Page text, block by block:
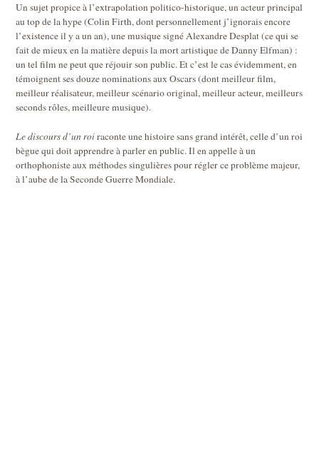
Un sujet propice à l’extrapolation politico-historique, un acteur principal
au top de la hype (Colin Firth, dont personnellement j’ignorais encore
l’existence il y a un an), une musique signé Alexandre Desplat (ce qui se
fait de mieux en la matière depuis la mort artistique de Danny Elfman) :
un tel film ne peut que réjouir son public. Et c’est le cas évidemment, en
témoignent ses douze nominations aux Oscars (dont meilleur film,
meilleur réalisateur, meilleur scénario original, meilleur acteur, meilleurs
seconds rôles, meilleure musique).
Le discours d’un roiraconte une histoire sans grand intérêt, celle d’un roi
bègue qui doit apprendre à parler en public. Il en appelle à un
orthophoniste aux méthodes singulières pour régler ce problème majeur,
à l’aube de la Seconde Guerre Mondiale.